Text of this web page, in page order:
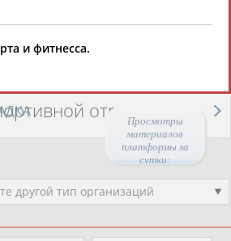
Просмотры
материалов
платформы за
сутки:
отрасли
другой тип организаций
и фитнесса.